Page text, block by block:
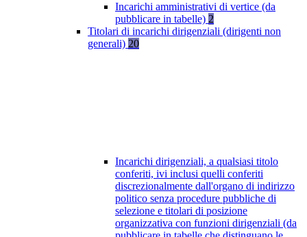
Incarichi amministrativi di vertice (da
pubblicare in tabelle) 2
Titolari di incarichi dirigenziali (dirigenti non
generali) 20
Incarichi dirigenziali, a qualsiasi titolo
conferiti, ivi inclusi quelli conferiti
discrezionalmente dall'organo di indirizzo
politico senza procedure pubbliche di
selezione e titolari di posizione
organizzativa con funzioni dirigenziali (da